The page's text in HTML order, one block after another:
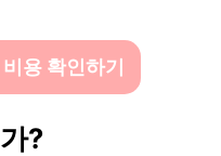
용 확인하기
?